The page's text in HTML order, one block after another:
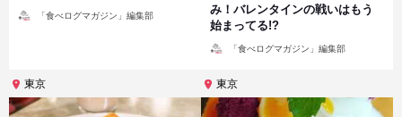
「食べログマガジン」編集部
み！バレンタインの戦いはもう
始まってる!?
「食べログマガジン」編集部
東京 東京